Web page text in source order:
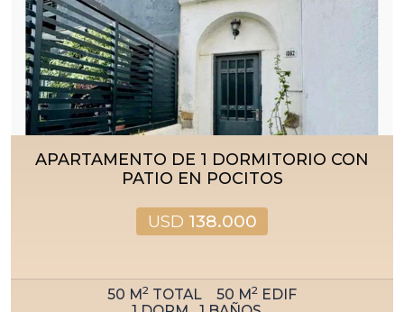
APARTAMENTO DE 1 DORMITORIO CON
PATIO EN POCITOS
USD 138.000
50 M2 TOTAL 50 M2 EDIF